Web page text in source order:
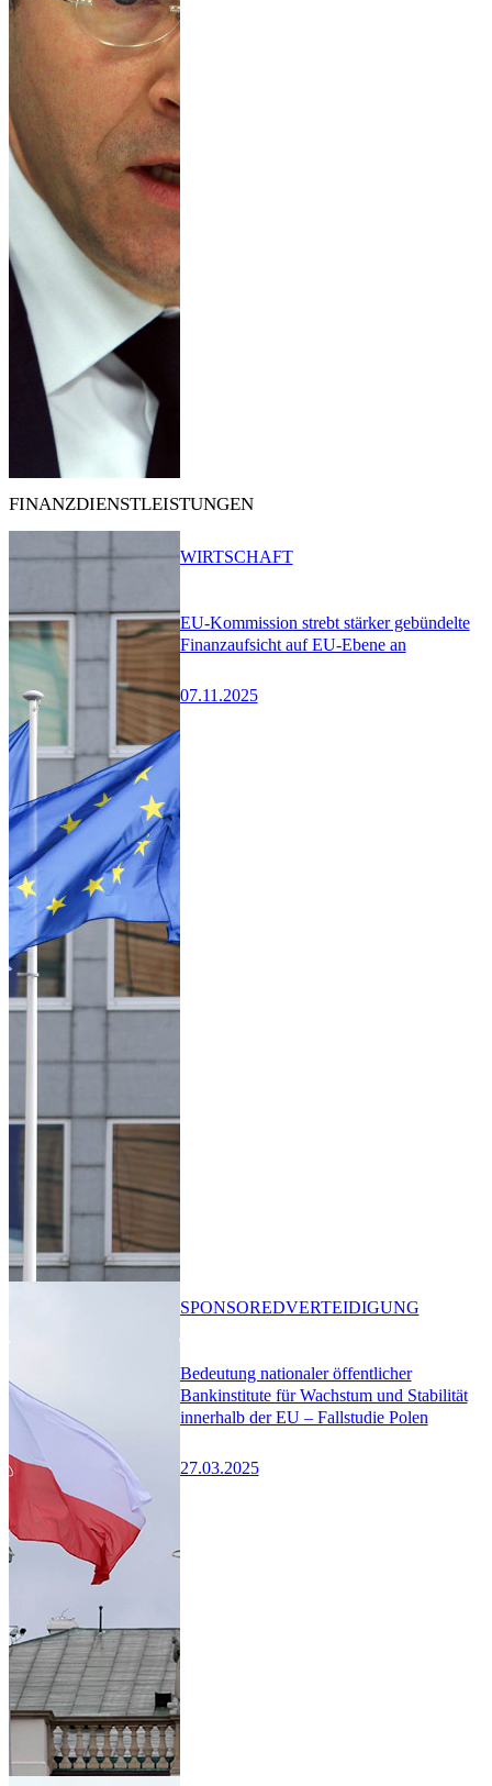
FINANZDIENSTLEISTUNGEN
EU-Kommission strebt stärker gebündelte
Finanzaufsicht auf EU-Ebene an
07.11.2025
WIRTSCHAFT
Bedeutung nationaler öffentlicher
Bankinstitute für Wachstum und Stabilität
innerhalb der EU – Fallstudie Polen
27.03.2025
SPONSOREDVERTEIDIGUNG